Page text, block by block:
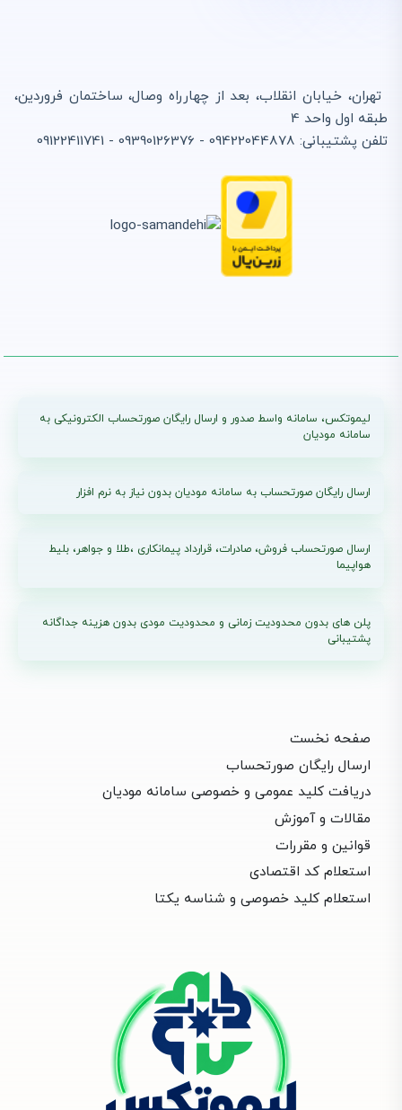
تهران، خیابان انقلاب، بعد از چهارراه وصال، ساختمان فروردین،
طبقه اول واحد 4
تلفن پشتیبانی: 09422044878 - 09390126376 - 09122411741
لیموتکس، سامانه واسط صدور و ارسال رایگان صورتحساب الکترونیکی به
سامانه مودیان
ارسال رایگان صورتحساب به سامانه مودیان بدون نیاز به نرم افزار
ارسال صورتحساب فروش، صادرات، قرارداد پیمانکاری ،طلا و جواهر، بلیط
هواپیما
پلن های بدون محدودیت زمانی و محدودیت مودی بدون هزینه جداگانه
پشتیبانی
صفحه نخست
ارسال رایگان صورتحساب
دریافت کلید عمومی و خصوصی سامانه مودیان
مقالات و آموزش
قوانین و مقررات
استعلام کد اقتصادی
استعلام کلید خصوصی و شناسه یکتا